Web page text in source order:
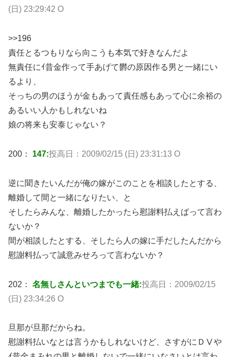
(日) 23:29:42 O
>>196
責任とるつもりなら向こうも本気で好きなんだよ
無責任にｲ昔金作って手あげて欝の原因作る男と一緒にい
るより、
そっちの男のほうが金もあって責任感もあって心に余裕の
あるいい人かもしれないね
娘の将来も安泰じゃない？
200： 147:投高日：2009/02/15 (日) 23:31:13 O
逆に聞きたいんだが俺の嫁がこのことを相談したとする、
離婚して間と一緒になりたい、と
そしたらみんな、離婚したかったら慰謝料払えばって言わ
ないか？
間が相談したとする、そしたら人の嫁に手だしたんだから
慰謝料払って誠意みせろって言わないか？
202： 名無しさんといつまでも一緒:投高日：2009/02/15
(日) 23:34:26 O
旦那が旦那だからね。
慰謝料払いなとは言うかもしれないけど、さすがにＤⅤや